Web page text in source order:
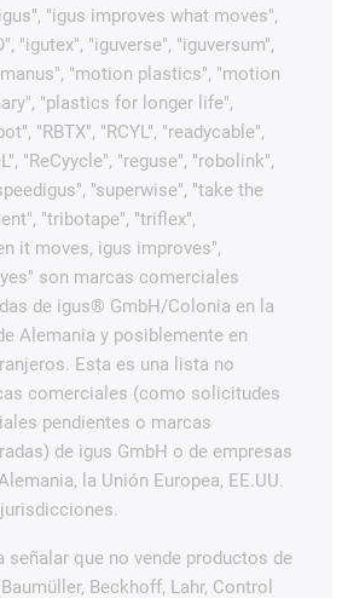
"igus improves what moves",
"igutex", "iguverse", "iguversum",
"motion plastics", "motion
"plastics for longer life",
"RBTX", "RCYL", "readycable",
"ReCyycle", "reguse", "robolink",
"superwise", "take the
"tribotape", "triflex",
it moves, igus improves",
son marcas comerciales
de igus® GmbH/Colonia en la
Alemania y posiblemente en
Esta es una lista no
comerciales (como solicitudes
pendientes o marcas
de igus GmbH o de empresas
la Unión Europea, EE.UU.
señalar que no vende productos de
Beckhoff, Lahr, Control